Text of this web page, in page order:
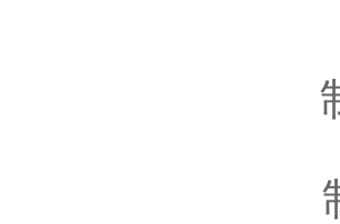
制
制